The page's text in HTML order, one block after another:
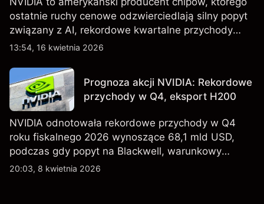
ostatnie ruchy cenowe odzwierciedlają silny popyt
związany z AI, rekordowe kwartalne przychody
oraz utrzymującą się niepewność wokół kontroli
zewnętrznych analityków.
13:54, 16 kwietnia 2026
Prognoza akcji NVIDIA: Rekordowe
przychody w Q4, eksport H200
NVIDIA odnotowała rekordowe przychody w Q4
roku fiskalnego 2026 wynoszące 68,1 mld USD,
podczas gdy popyt na Blackwell, warunkowy
eksport H200 do Chin oraz osłabienie szerszego
20:03, 8 kwietnia 2026